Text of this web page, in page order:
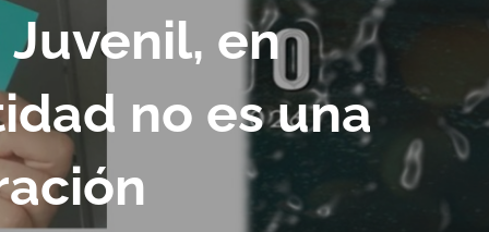
en
no es una